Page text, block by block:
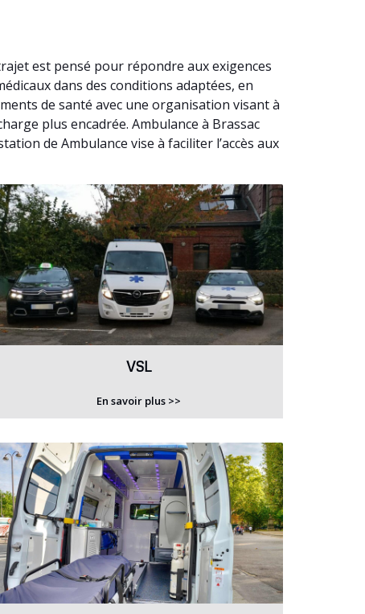
est pensé pour répondre aux exigences
dans des conditions adaptées, en
de santé avec une organisation visant à
plus encadrée. Ambulance à Brassac
de Ambulance vise à faciliter l’accès aux
VSL
En savoir plus >>